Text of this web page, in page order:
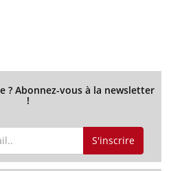
? Abonnez-vous à la newsletter
!
S'inscrire